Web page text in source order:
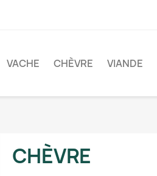
VACHE CHÈVRE VIANDE
CHÈVRE